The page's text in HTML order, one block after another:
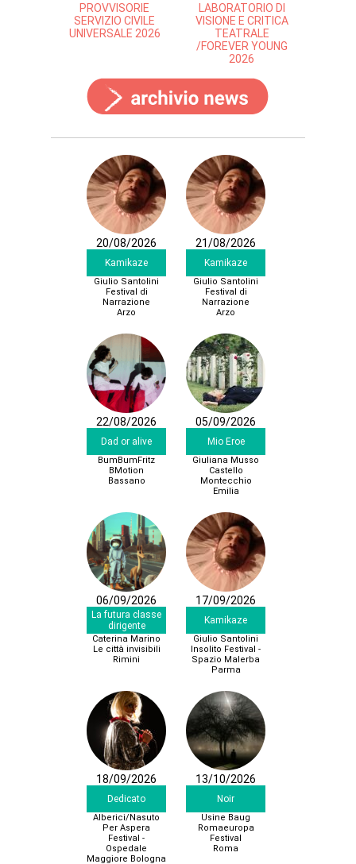
PROVVISORIE
SERVIZIO CIVILE
UNIVERSALE 2026
LABORATORIO DI
VISIONE E CRITICA
TEATRALE
/FOREVER YOUNG
2026
20/08/2026
Kamikaze
Giulio Santolini
Festival di
Narrazione
Arzo
21/08/2026
Kamikaze
Giulio Santolini
Festival di
Narrazione
Arzo
22/08/2026
Dad or alive
BumBumFritz
BMotion
Bassano
05/09/2026
Mio Eroe
Giuliana Musso
Castello
Montecchio
Emilia
06/09/2026
La futura classe
dirigente
Caterina Marino
Le città invisibili
Rimini
17/09/2026
Kamikaze
Giulio Santolini
Insolito Festival -
Spazio Malerba
Parma
18/09/2026
Dedicato
Alberici/Nasuto
Per Aspera
Festival -
Ospedale
Maggiore Bologna
13/10/2026
Noir
Usine Baug
Romaeuropa
Festival
Roma